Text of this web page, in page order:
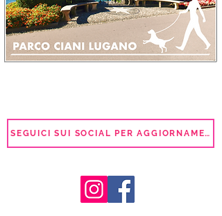
SEGUICI SUI SOCIAL PER AGGIORNAMENTI